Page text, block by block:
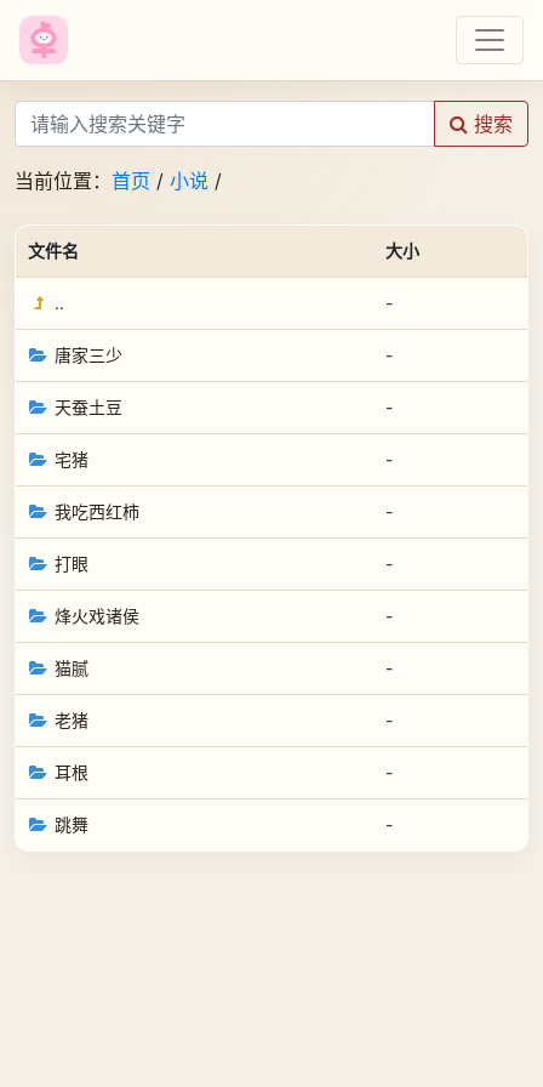
搜索
当前位置： 首页 / 小说 /
文件名 大小
.. -
唐家三少 -
天蚕土豆 -
宅猪 -
我吃西红柿 -
打眼 -
烽火戏诸侯 -
猫腻 -
老猪 -
耳根 -
跳舞 -